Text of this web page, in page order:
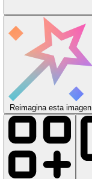
Reimagina esta imagen